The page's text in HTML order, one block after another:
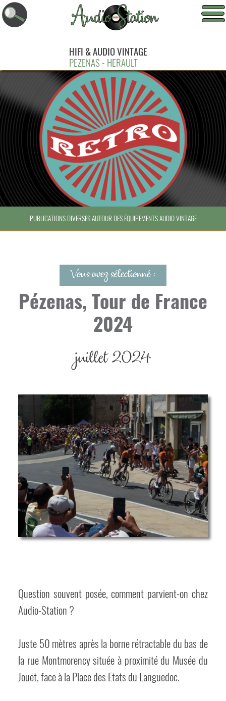
HIFI & AUDIO VINTAGE
PEZENAS - HERAULT
PUBLICATIONS DIVERSES AUTOUR DES ÉQUIPEMENTS AUDIO VINTAGE
Vous avez sélectionné :
Pézenas, Tour de France
2024
juillet 2024
Question souvent posée, comment parvient-on chez
Audio-Station ?
Juste 50 mètres après la borne rétractable du bas de
la rue Montmorency située à proximité du Musée du
Jouet, face à la Place des Etats du Languedoc.